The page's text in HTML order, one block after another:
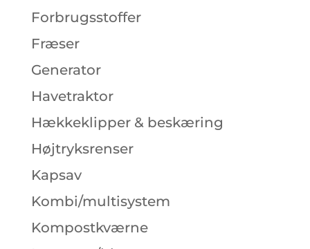
Forbrugsstoffer
Fræser
Generator
Havetraktor
Hækkeklipper & beskæring
Højtryksrenser
Kapsav
Kombi/multisystem
Kompostkværne